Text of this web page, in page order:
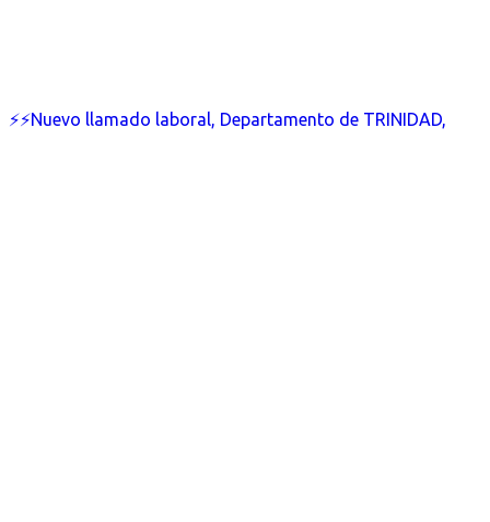
⚡⚡Nuevo llamado laboral, Departamento de TRINIDAD,